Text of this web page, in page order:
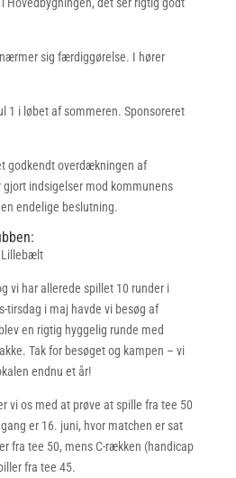
sig færdiggørelse. I hører
1 i løbet af sommeren. Sponsoreret
godkendt overdækningen af
indsigelser mod kommunens
endelige beslutning.
Lillebælt
vi har allerede spillet 10 runder i
tirsdag i maj havde vi besøg af
en rigtig hyggelig runde med
Tak for besøget og kampen – vi
endnu et år!
vi os med at prøve at spille fra tee 50
er 16. juni, hvor matchen er sat
fra tee 50, mens C-rækken (handicap
fra tee 45.